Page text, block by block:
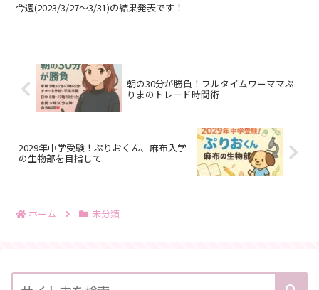
今週(2023/3/27～3/31)の結果発表です！
朝の30分が勝負！フルタイムワーママぷ
りまのトレード時間術
2029年中学受験！ぷりおくん、麻布入学
の生物部を目指して
ホーム 未分類